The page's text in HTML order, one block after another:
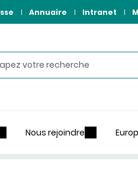
Annuaire Intranet
Nous rejoindre